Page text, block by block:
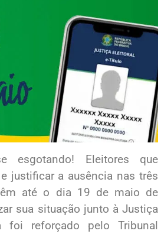
esgotando! Eleitores que
justificar a ausência nas três
até o dia 19 de maio de
sua situação junto à Justiça
foi reforçado pelo Tribunal